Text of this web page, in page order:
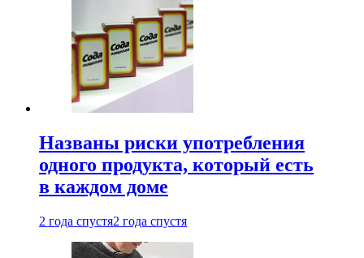
Названы риски употребления
одного продукта, который есть
в каждом доме
2 года спустя2 года спустя